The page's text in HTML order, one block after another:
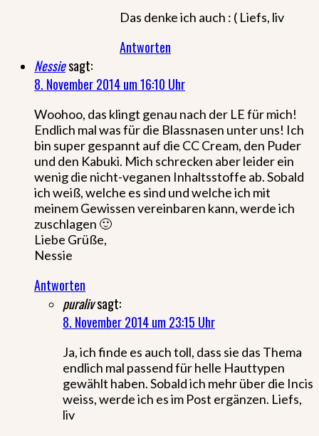
Das denke ich auch : ( Liefs, liv
Antworten
Nessiesagt:
8. November 2014 um 16:10 Uhr
Woohoo, das klingt genau nach der LE für mich!
Endlich mal was für die Blassnasen unter uns! Ich
bin super gespannt auf die CC Cream, den Puder
und den Kabuki. Mich schrecken aber leider ein
wenig die nicht-veganen Inhaltsstoffe ab. Sobald
ich weiß, welche es sind und welche ich mit
meinem Gewissen vereinbaren kann, werde ich
zuschlagen 🙂
Liebe Grüße,
Nessie
Antworten
puralivsagt:
8. November 2014 um 23:15 Uhr
Ja, ich finde es auch toll, dass sie das Thema
endlich mal passend für helle Hauttypen
gewählt haben. Sobald ich mehr über die Incis
weiss, werde ich es im Post ergänzen. Liefs,
liv